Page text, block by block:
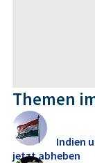
Themen
Indien
jetzt abheben